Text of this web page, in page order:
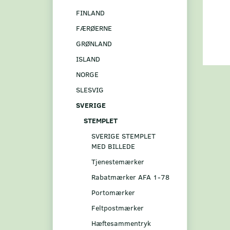
FINLAND
FÆRØERNE
GRØNLAND
ISLAND
NORGE
SLESVIG
SVERIGE
STEMPLET
SVERIGE STEMPLET
MED BILLEDE
Tjenestemærker
Rabatmærker AFA 1-78
Portomærker
Feltpostmærker
Hæftesammentryk